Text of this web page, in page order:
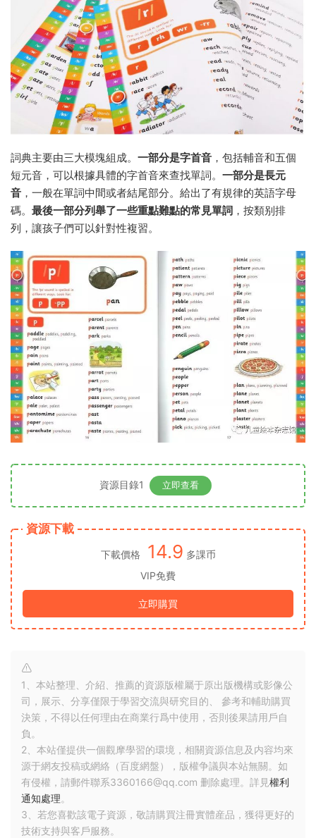
詞典主要由三大模塊組成。 一部分是字首音 ，包括輔音和五個
短元音，可以根據具體的字首音來查找單詞。 一部分是長元
音 ，一般在單詞中間或者結尾部分。給出了有規律的英語字母
碼。 最後一部分列舉了一些重點難點的常見單詞 ，按類别排
列，讓孩子們可以針對性複習。
資源目錄1 立即查看
資源下載
下載價格 14.9 多課币
VIP免費
立即購買
1、本站整理、介紹、推薦的資源版權屬于原出版機構或影像公
司，展示、分享僅限于學習交流與研究目的、 參考和輔助購買
決策，不得以任何理由在商業行爲中使用，否則後果請用戶自
負。
2、本站僅提供一個觀摩學習的環境，相關資源信息及内容均來
源于網友投稿或網絡（百度網盤），版權争議與本站無關。如
有侵權，請郵件聯系3360166@qq.com 删除處理。詳見權利
通知處理。
3、若您喜歡該電子資源，敬請購買注冊實體産品，獲得更好的
技術支持與客戶服務。